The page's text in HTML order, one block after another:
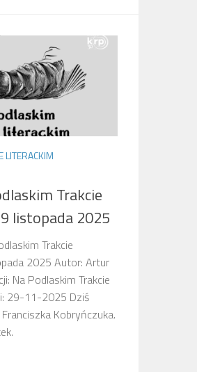
LITERACKIM
Trakcie
listopada 2025
Trakcie
2025 Autor: Artur
Na Podlaskim Trakcie
29-11-2025 Dziś
Kobryńczuka.